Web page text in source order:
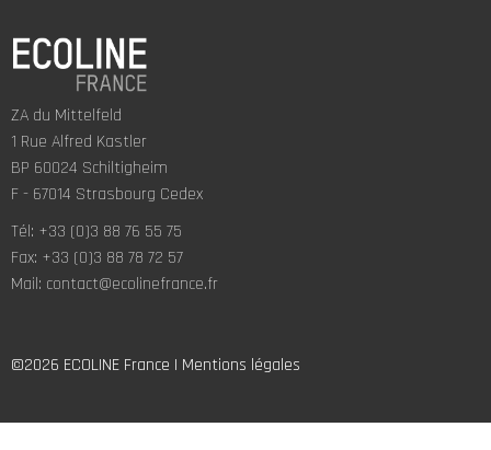
ZA du Mittelfeld
1 Rue Alfred Kastler
BP 60024 Schiltigheim
F - 67014 Strasbourg Cedex
Tél: +33 (0)3 88 76 55 75
Fax: +33 (0)3 88 78 72 57
Mail: contact@ecolinefrance.fr
©2026 ECOLINE France | Mentions légales